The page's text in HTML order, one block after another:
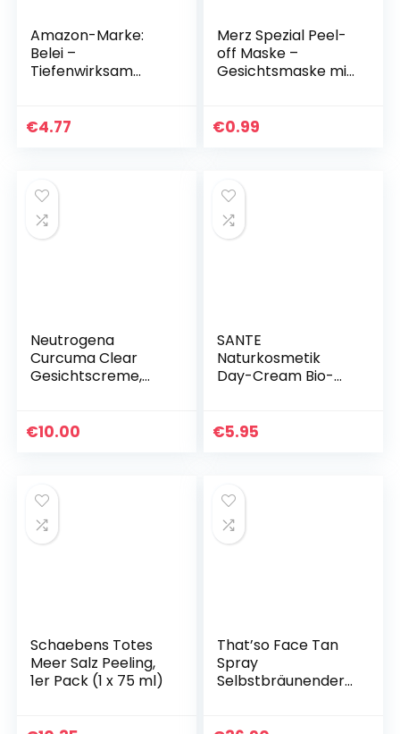
Amazon-Marke:
Belei –
Tiefenwirksam
€4.77
Merz Spezial Peel-
off Maske –
Gesichtsmaske mit
Pflegende
€0.99
Neutrogena
Curcuma Clear
Gesichtscreme,
e, ölfrei, für unreine
€10.00
SANTE
Naturkosmetik
Day-Cream Bio-
€5.95
Schaebens Totes
Meer Salz Peeling,
1er Pack (1 x 75 ml)
That’so Face Tan
Spray
Selbstbräunender